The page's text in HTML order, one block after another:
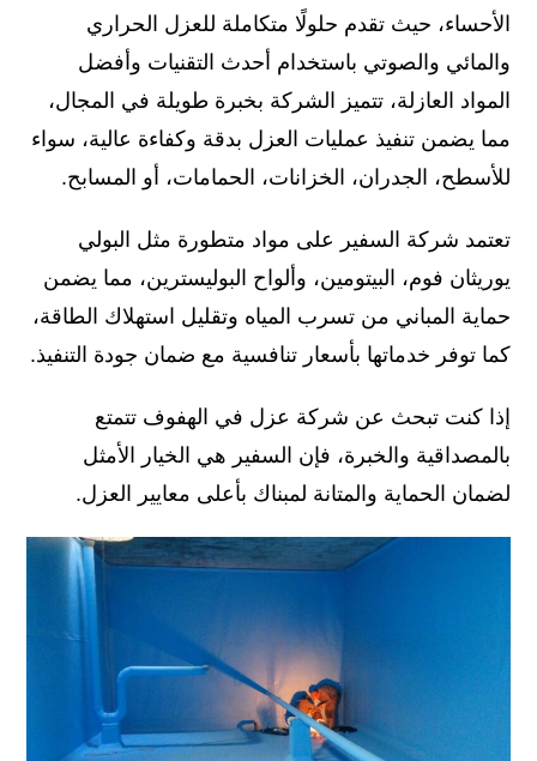
الأحساء، حيث تقدم حلولًا متكاملة للعزل الحراري
والمائي والصوتي باستخدام أحدث التقنيات وأفضل
المواد العازلة، تتميز الشركة بخبرة طويلة في المجال،
مما يضمن تنفيذ عمليات العزل بدقة وكفاءة عالية، سواء
للأسطح، الجدران، الخزانات، الحمامات، أو المسابح.
تعتمد شركة السفير على مواد متطورة مثل البولي
يوريثان فوم، البيتومين، وألواح البوليسترين، مما يضمن
حماية المباني من تسرب المياه وتقليل استهلاك الطاقة،
كما توفر خدماتها بأسعار تنافسية مع ضمان جودة التنفيذ.
إذا كنت تبحث عن شركة عزل في الهفوف تتمتع
بالمصداقية والخبرة، فإن السفير هي الخيار الأمثل
لضمان الحماية والمتانة لمبناك بأعلى معايير العزل.